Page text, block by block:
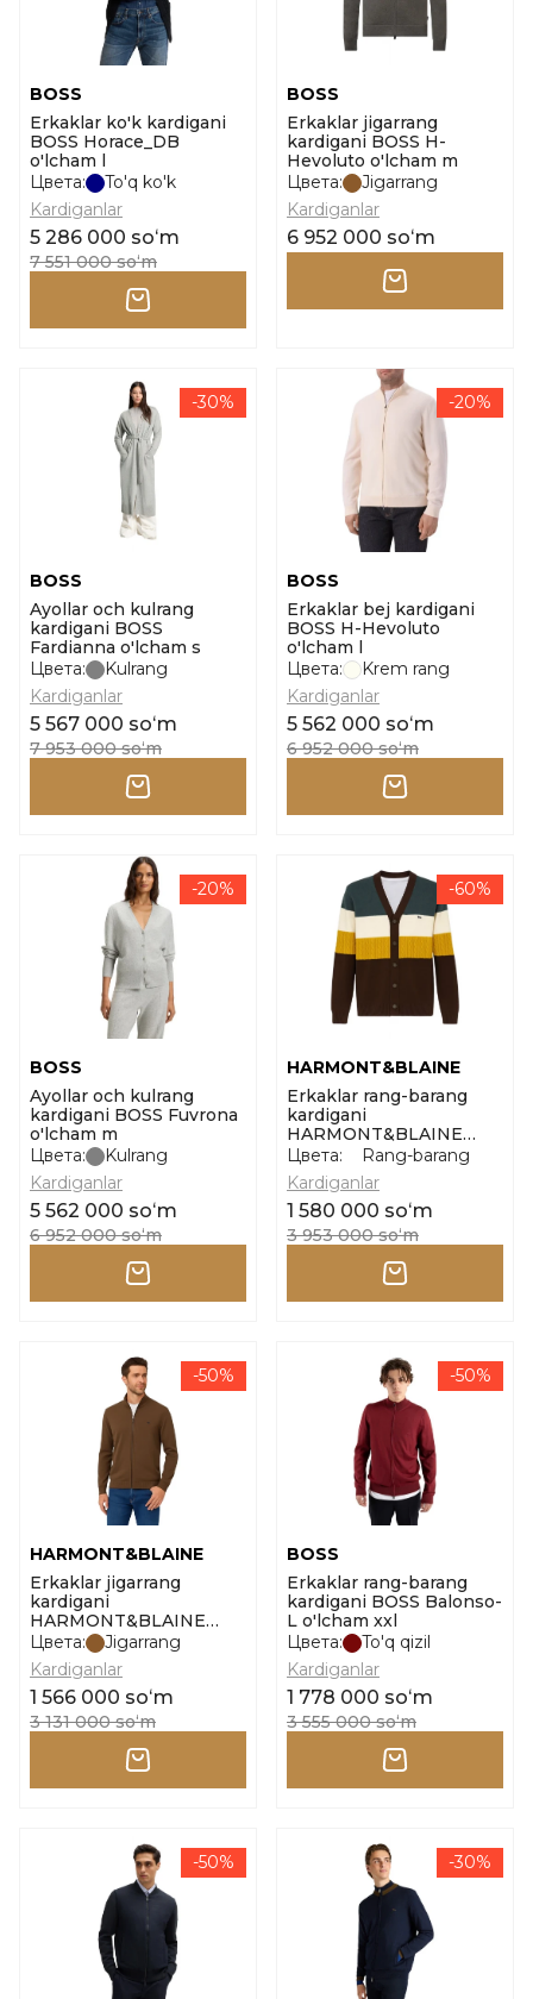
BOSS
Erkaklar ko'k kardigani
BOSS Horace_DB
o'lcham l
Цвета:
To'q ko'k
Kardiganlar
5 286 000 soʻm
7 551 000 soʻm
BOSS
Erkaklar jigarrang
kardigani BOSS H-
Hevoluto o'lcham m
Цвета:
Jigarrang
Kardiganlar
6 952 000 soʻm
-30%
BOSS
Ayollar och kulrang
kardigani BOSS
Fardianna o'lcham s
Цвета:
Kulrang
Kardiganlar
5 567 000 soʻm
7 953 000 soʻm
-20%
BOSS
Erkaklar bej kardigani
BOSS H-Hevoluto
o'lcham l
Цвета:
Krem rang
Kardiganlar
5 562 000 soʻm
6 952 000 soʻm
-20%
BOSS
Ayollar och kulrang
kardigani BOSS Fuvrona
o'lcham m
Цвета:
Kulrang
Kardiganlar
5 562 000 soʻm
6 952 000 soʻm
-60%
HARMONT&BLAINE
Erkaklar rang-barang
kardigani
HARMONT&BLAINE
Knitwear_cardigan block
color o'lcham s
Цвета:
Rang-barang
Kardiganlar
1 580 000 soʻm
3 953 000 soʻm
-50%
HARMONT&BLAINE
Erkaklar jigarrang
kardigani
HARMONT&BLAINE
Knitwear_full zip
personalizza o'lcham 4xl
Цвета:
Jigarrang
Kardiganlar
1 566 000 soʻm
3 131 000 soʻm
-50%
BOSS
Erkaklar rang-barang
kardigani BOSS Balonso-
L o'lcham xxl
Цвета:
To'q qizil
Kardiganlar
1 778 000 soʻm
3 555 000 soʻm
-50% -30%